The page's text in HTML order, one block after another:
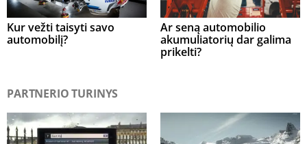
Kur vežti taisyti savo
automobilį?
Ar seną automobilio
akumuliatorių dar galima
prikelti?
PARTNERIO TURINYS